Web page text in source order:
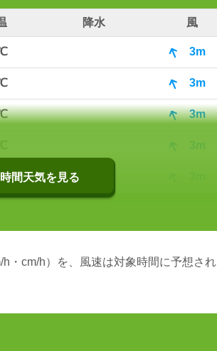
降水 風
3m
3m
3m
3m
間天気を見る
・cm/h）を、風速は対象時間に予想され